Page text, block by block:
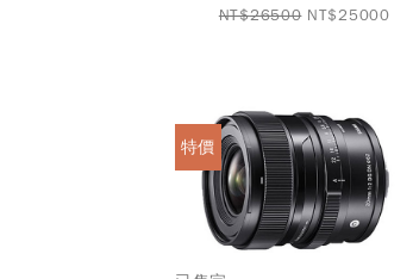
NT$26500 NT$25000
特價